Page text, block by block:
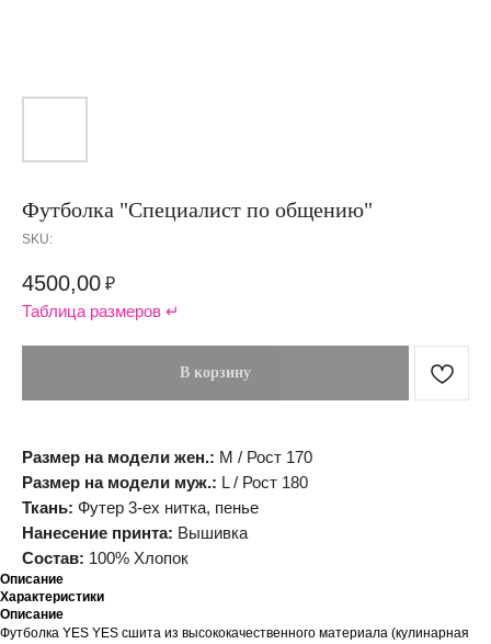
Футболка "Специалист по общению"
SKU:
4500,00 ₽
Таблица размеров ↵
В корзину
Размер на модели жен.: М / Рост 170
Размер на модели муж.: L / Рост 180
Ткань: Футер 3-ех нитка, пенье
Нанесение принта: Вышивка
Состав: 100% Хлопок
Описание
Характеристики
Описание
Футболка YES YES сшита из высококачественного материала (кулинарная